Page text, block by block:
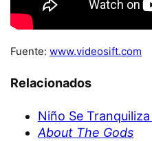
Fuente: www.videosift.com
Relacionados
Niño Se
About The Gods